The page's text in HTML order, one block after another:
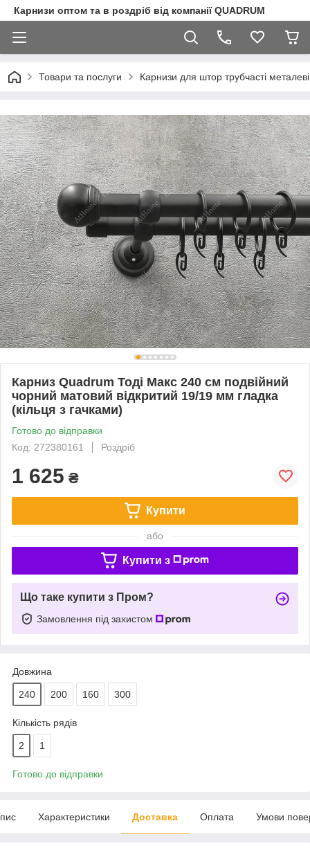
Карнизи оптом та в роздріб від компанії QUADRUM
Товари та послуги Карнизи для штор трубчасті металеві
Карниз Quadrum Тоді Макс 240 см подвійний
чорний матовий відкритий 19/19 мм гладка
(кільця з гачками)
Готово до відправки
Код: 272380161
Роздріб
1 625 ₴
Купити
або
Купити з
Що таке купити з Пром?
Замовлення під захистом
Довжина
240 200 160 300
Кількість рядів
2 1
Готово до відправки
Характеристики Доставка Оплата Умови